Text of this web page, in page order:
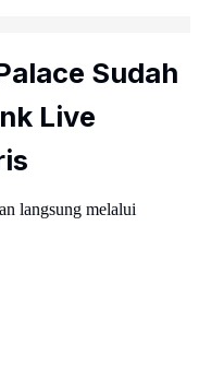
Sudah
Live
langsung melalui